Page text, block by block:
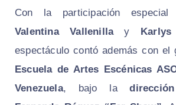
Con la participación
Valentina Vallenillay
espectáculo contó además con el
Escuela de Artes Escénicas
Venezuela, bajo la